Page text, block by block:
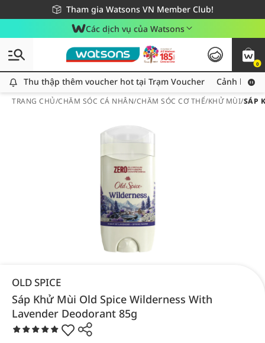
Tham gia Watsons VN Member Club!
Miễn phí giao hàng cho đơn hàng từ 249,000Đ
Giao hàng nhanh 24h - Áp dụng khu vực TP. Hồ Chí Minh
Các dịch vụ của Watsons
0
Thu thập thêm voucher hot tại Trạm Voucher
Thu thập thêm voucher hot tại Trạm Voucher Cảnh báo
TRANG CHỦ/CHĂM SÓC CÁ NHÂN/CHĂM SÓC CƠ THỂ/KHỬ MÙI/SÁP
OLD SPICE
Sáp Khử Mùi Old Spice Wilderness With
Lavender Deodorant 85g